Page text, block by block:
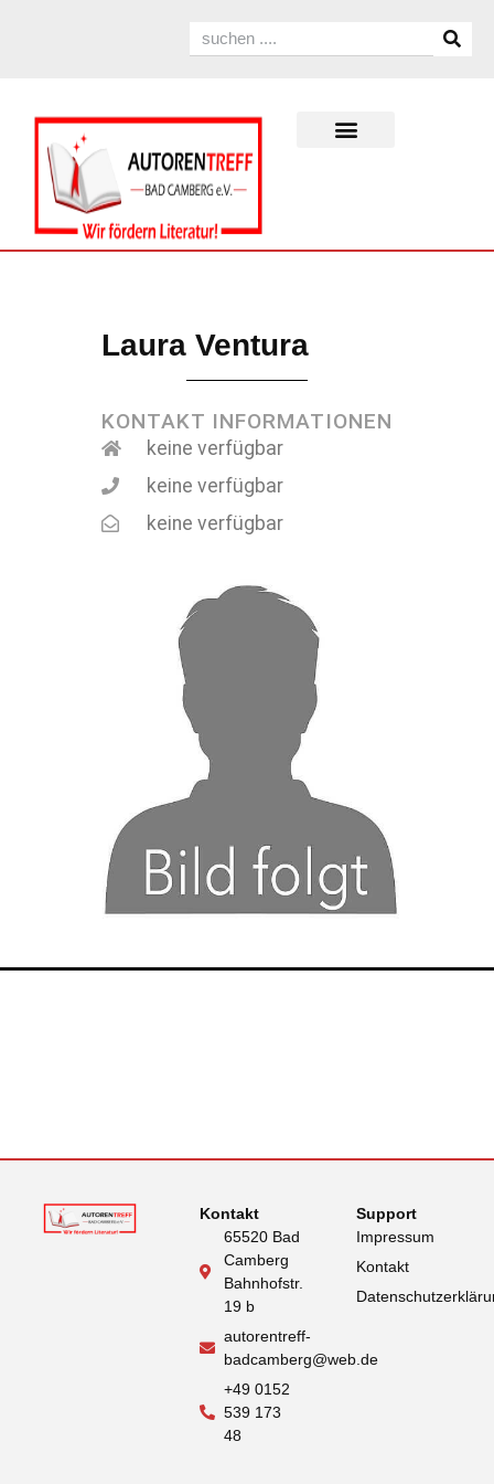
Laura Ventura
KONTAKT INFORMATIONEN
keine verfügbar
keine verfügbar
keine verfügbar
Kontakt
65520 Bad
Camberg
Bahnhofstr.
19 b
autorentreff-
badcamberg@web.de
+49 0152
539 173
48
Support
Impressum
Kontakt